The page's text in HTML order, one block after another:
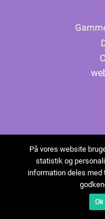
På vores website
statistik og
information deles med
Ok